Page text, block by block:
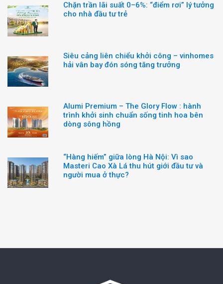
Chặn trần lãi suất 0–6%: “điểm rơi” lý tưởng
cho nhà đầu tư trẻ
Siêu cảng liên chiểu khởi công – vinhomes
hải vân bay đón sóng tăng trưởng
Alumi Premium – The Glory Flow : hành
trình khởi sinh chuẩn sống tinh hoa bên
dòng sông hồng
“Hàng hiếm” giữa lòng Hà Nội: Vì sao
Masteri Cao Xà Lá thu hút giới đầu tư và
người mua ở thực?